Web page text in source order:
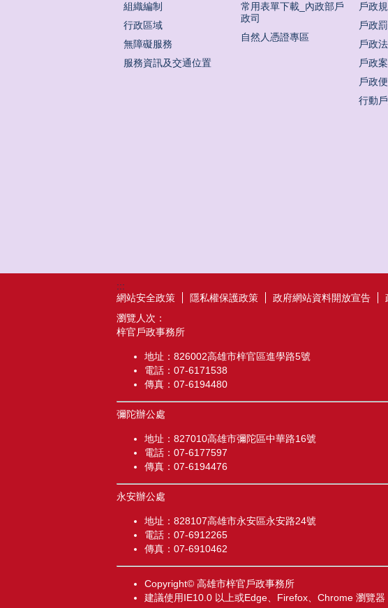
組織編制
行政區域
無障礙服務
服務資訊及交通位置
常用表單下載_內政部戶
政司
自然人憑證專區
戶政
戶政
戶政
戶政
戶政
行動
:::
網站安全政策
隱私權保護政策 政府網站資料開放宣告
瀏覽人次：
梓官戶政事務所
地址：826002高雄市梓官區進學路5號
電話：07-6171538
傳真：07-6194480
彌陀辦公處
地址：827010高雄市彌陀區中華路16號
電話：07-6177597
傳真：07-6194476
永安辦公處
地址：828107高雄市永安區永安路24號
電話：07-6912265
傳真：07-6910462
Copyright© 高雄市梓官戶政事務所
建議使用IE10.0 以上或Edge、Firefox、Chrome 瀏覽